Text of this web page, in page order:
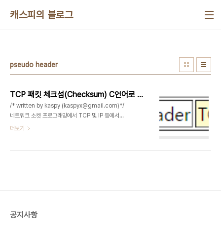
캐스피의 블로그
pseudo header
TCP 패킷 체크섬(Checksum) C언어로 구현하기
/* written by kaspy (kaspyx@gmail.com)*/
네트워크 소켓 프로그래밍에서 TCP 및 IP 등에서는
체크섬(checksum)을 통해서 패킷이 변조됬거나
sum=0; while(nbytes>1) { sum+=*p..
더보기
공지사항